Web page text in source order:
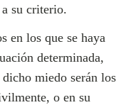
su criterio.
en los que se haya
determinada,
dicho miedo serán los
o en su